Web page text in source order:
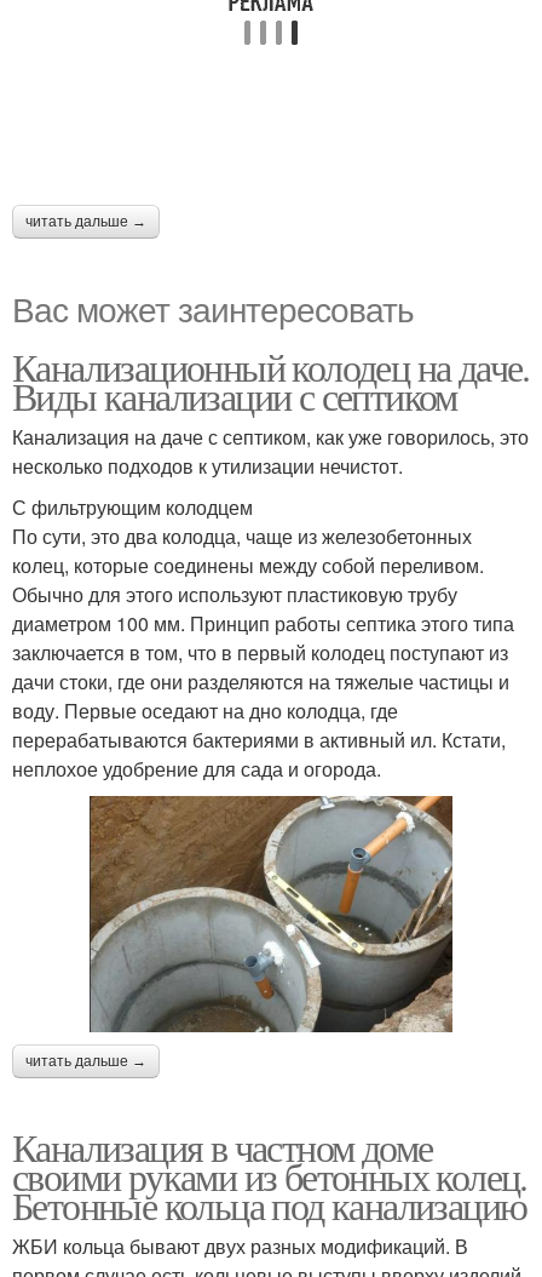
читать дальше →
Вас может заинтересовать
Канализационный колодец на даче.
Виды канализации с септиком
Канализация на даче с септиком, как уже говорилось, это
несколько подходов к утилизации нечистот.
С фильтрующим колодцем
По сути, это два колодца, чаще из железобетонных
колец, которые соединены между собой переливом.
Обычно для этого используют пластиковую трубу
диаметром 100 мм. Принцип работы септика этого типа
заключается в том, что в первый колодец поступают из
дачи стоки, где они разделяются на тяжелые частицы и
воду. Первые оседают на дно колодца, где
перерабатываются бактериями в активный ил. Кстати,
неплохое удобрение для сада и огорода.
читать дальше →
Канализация в частном доме
своими руками из бетонных колец.
Бетонные кольца под канализацию
ЖБИ кольца бывают двух разных модификаций. В